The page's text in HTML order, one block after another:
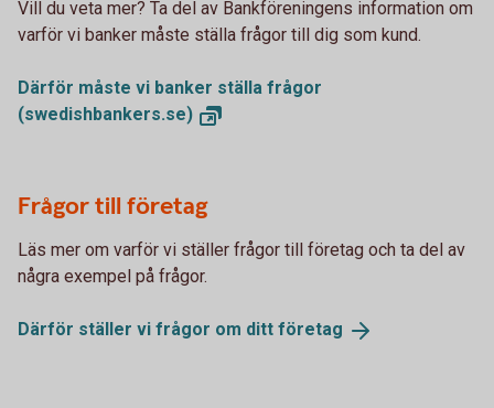
Vill du veta mer? Ta del av Bankföreningens information om
varför vi banker måste ställa frågor till dig som kund.
Därför måste vi banker ställa frågor
(swedishbankers.se)
Frågor till företag
Läs mer om varför vi ställer frågor till företag och ta del av
några exempel på frågor.
Därför ställer vi frågor om ditt företag